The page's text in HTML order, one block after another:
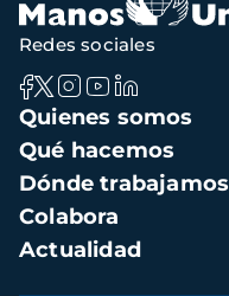
Navegación
principal
Quienes somos
Qué hacemos
Dónde trabajamos
Colabora
Actualidad
Redes sociales